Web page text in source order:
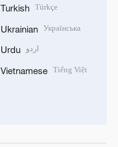
Turkish Türkçe
Ukrainian Українська
Urdu اردو
Vietnamese Tiếng Việt